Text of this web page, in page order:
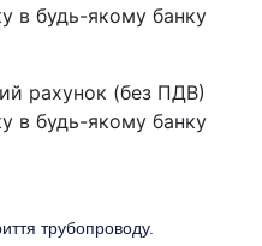
в будь-якому банку
рахунок (без ПДВ)
в будь-якому банку
трубопроводу.